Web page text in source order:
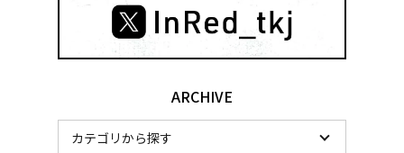
ARCHIVE